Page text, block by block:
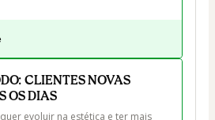
CLIENTES NOVAS
OS DIAS
quer evoluir na estética e ter mais